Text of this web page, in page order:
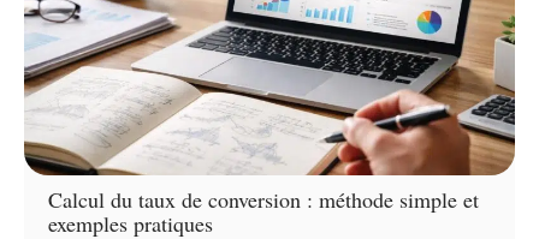
Calcul du taux de conversion : méthode simple et
exemples pratiques